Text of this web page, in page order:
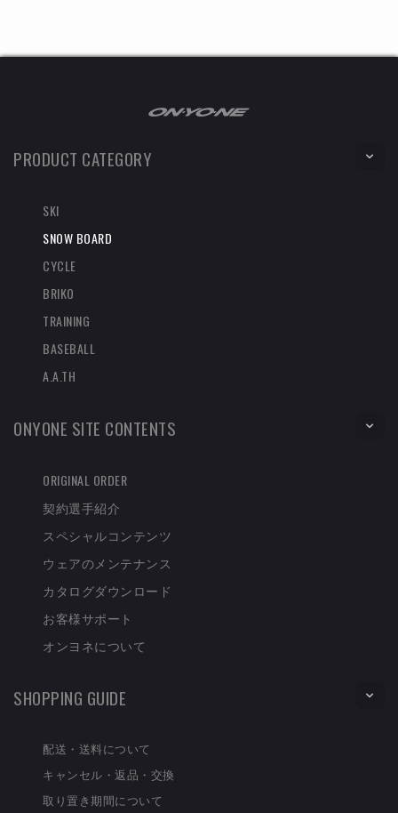
PRODUCT CATEGORY
SKI
SNOW BOARD
CYCLE
BRIKO
TRAINING
BASEBALL
A.A.TH
ONYONE SITE CONTENTS
ORIGINAL ORDER
契約選手紹介
スペシャルコンテンツ
ウェアのメンテナンス
カタログダウンロード
お客様サポート
オンヨネについて
SHOPPING GUIDE
配送・送料について
キャンセル・返品・交換
取り置き期間について